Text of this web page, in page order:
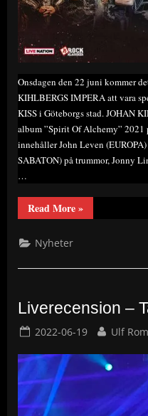
Onsdagen den 22 juni kommer
KIHLBERGS IMPERA att vara
KISS i Göteborgs stad. JOHAN
album ”Spirit Of Alchemy”
innehåller John Leven
SABATON) på trummor, Jonny
…
Read More“”JOHAN
KIHLBERGS
i
»
Nyheter
Liverecension –
Posted
2022-06-19 By
Ulf